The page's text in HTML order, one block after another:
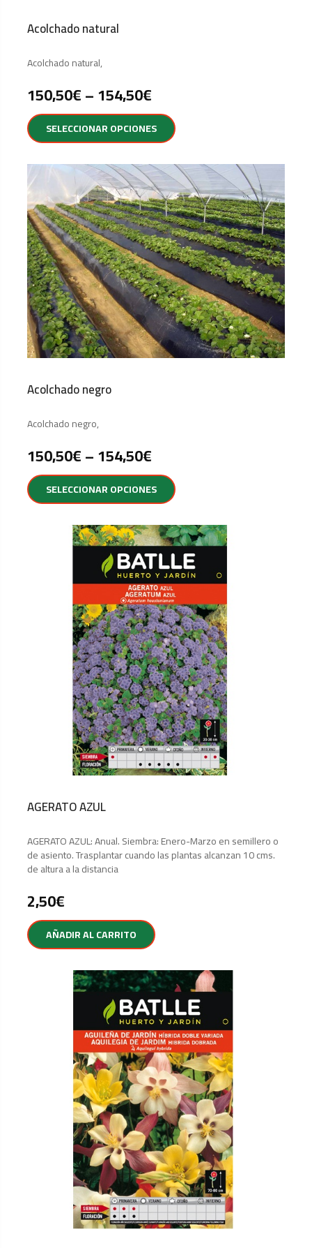
Acolchado natural
Acolchado natural,
150,50€–154,50€
SELECCIONAR OPCIONES
Acolchado negro
Acolchado negro,
150,50€–154,50€
SELECCIONAR OPCIONES
AGERATO AZUL
AGERATO AZUL: Anual. Siembra: Enero-Marzo en semillero o
de asiento. Trasplantar cuando las plantas alcanzan 10 cms.
de altura a la distancia
2,50€
AÑADIR AL CARRITO